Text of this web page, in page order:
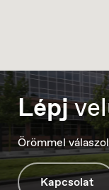
Srpski
Lépj
Örömmel
Kapcsolat